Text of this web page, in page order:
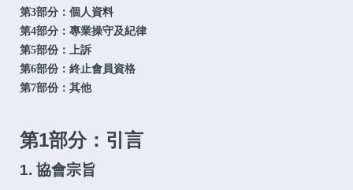
第3部分：個人資料
第4部分：專業操守及紀律
第5部份：上訴
第6部份：終止會員資格
第7部份：其他
第1部分：引言
1. 協會宗旨